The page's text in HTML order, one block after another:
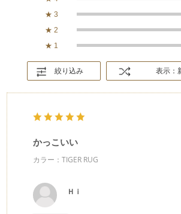
★ 3
★ 2
★ 1
絞り込み 表示：
かっこいい
カラー：TIGER RUG
Ｈｉ